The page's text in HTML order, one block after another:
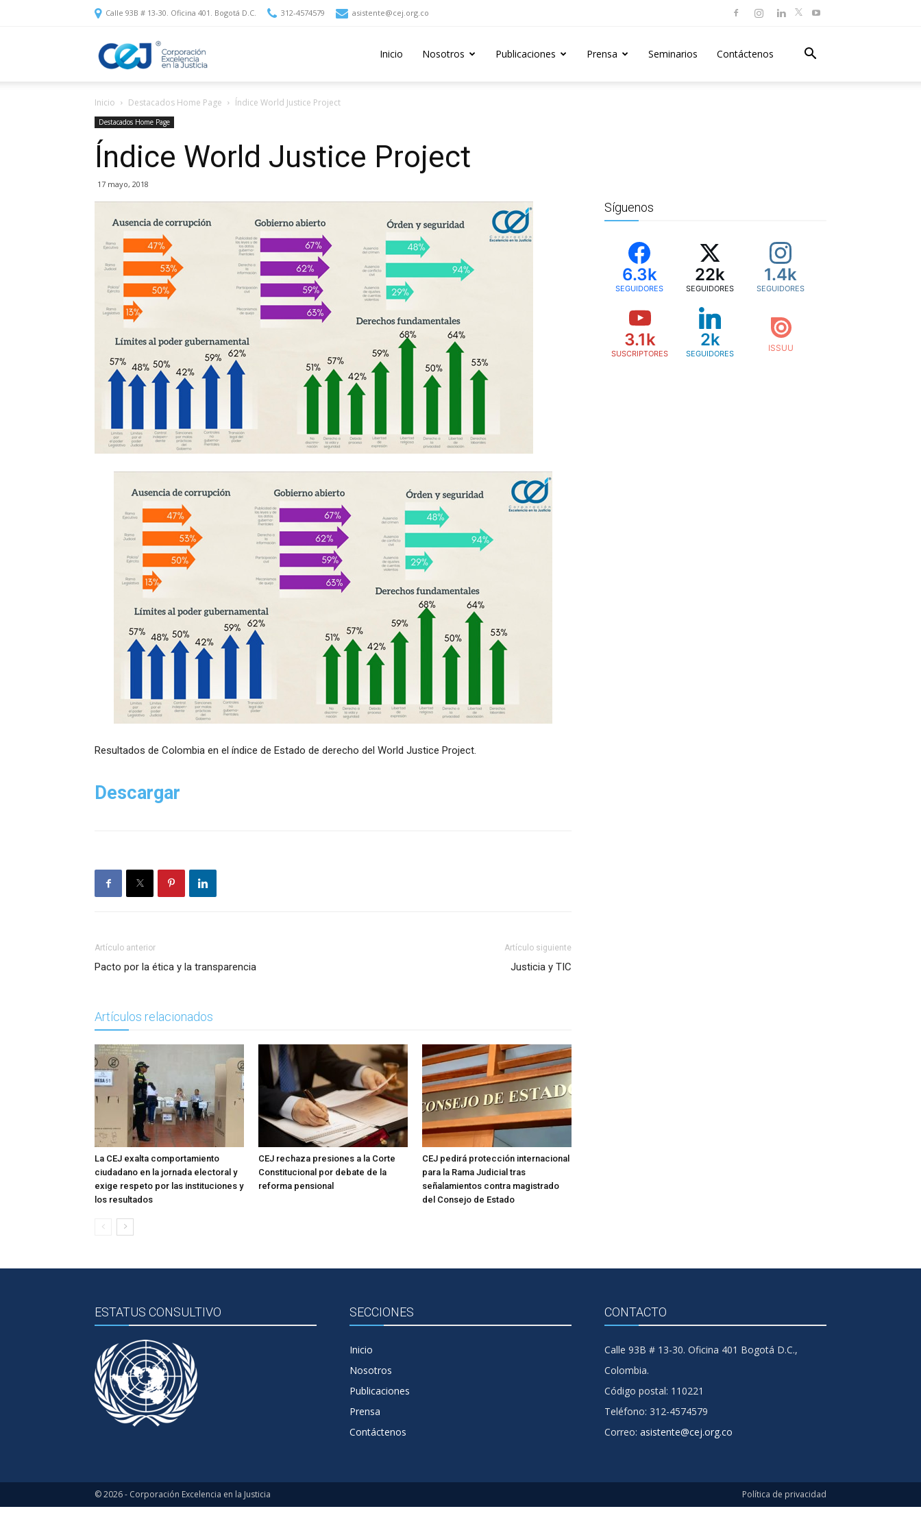
Calle 93B # 13-30. Oficina 401. Bogotá D.C. 312-4574579 asistente@cej.org.co
Excelencia
en
la
Justicia
Inicio Nosotros Publicaciones Prensa Seminarios Contáctenos
Inicio Destacados Home Page Índice World Justice Project
Destacados Home Page
Índice World Justice Project
17 mayo, 2018
Resultados de Colombia en el índice de Estado de derecho del World Justice Project.
Descargar
Artículo anterior
Pacto por la ética y la transparencia
Artículo siguiente
Justicia y TIC
Artículos relacionados
La CEJ exalta comportamiento
ciudadano en la jornada electoral y
exige respeto por las instituciones y
los resultados
CEJ rechaza presiones a la Corte
Constitucional por debate de la
reforma pensional
CEJ pedirá protección internacional
para la Rama Judicial tras
señalamientos contra magistrado
del Consejo de Estado
Síguenos
6.3k
SEGUIDORES
22k
SEGUIDORES
1.4k
SEGUIDORES
3.1k
SUSCRIPTORES
2k
SEGUIDORES
ESTATUS CONSULTIVO SECCIONES
Inicio
Nosotros
Publicaciones
Prensa
Contáctenos
CONTACTO
Calle 93B # 13-30. Oficina 401 Bogotá D.C.,
Colombia.
Código postal: 110221
Teléfono: 312-4574579
Correo: asistente@cej.org.co
Política de privacidad
© 2026 - Corporación Excelencia en la Justicia